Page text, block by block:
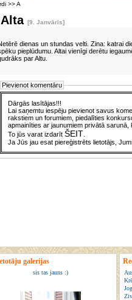
>> A
Alta [9. Janvāris]
dienas un stundas velti. Zina: katrai
pieplūdumu. Altai vienīgi derētu
par Altu.
Pievienot komentāru
Dārgās lasītājas!!!
Lai saņemtu iespēju pievienot savus
rakstiem un forumiem, piedalīties
apmainīties ar jaunumiem privātā
To jūs varat izdarītŠEIT
Ja Jūs jau esat piereģistrēts lietotājs,
galerijas
sis tas jauns :)